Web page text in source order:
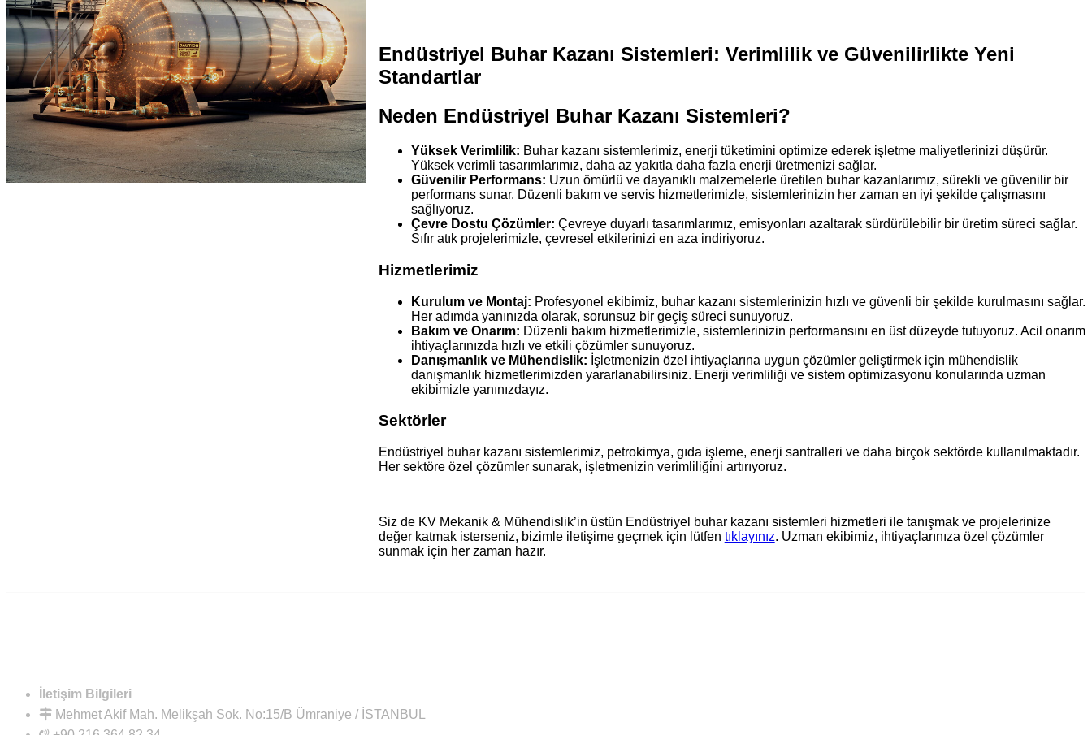
Endüstriyel Buhar Kazanı Sistemleri: Verimlilik ve Güvenilirlikte Yeni
Standartlar
Neden Endüstriyel Buhar Kazanı Sistemleri?
Yüksek Verimlilik: Buhar kazanı sistemlerimiz, enerji tüketimini optimize ederek işletme maliyetlerinizi düşürür.
Yüksek verimli tasarımlarımız, daha az yakıtla daha fazla enerji üretmenizi sağlar.
Güvenilir Performans: Uzun ömürlü ve dayanıklı malzemelerle üretilen buhar kazanlarımız, sürekli ve güvenilir bir
performans sunar. Düzenli bakım ve servis hizmetlerimizle, sistemlerinizin her zaman en iyi şekilde çalışmasını
sağlıyoruz.
Çevre Dostu Çözümler: Çevreye duyarlı tasarımlarımız, emisyonları azaltarak sürdürülebilir bir üretim süreci sağlar.
Sıfır atık projelerimizle, çevresel etkilerinizi en aza indiriyoruz.
Hizmetlerimiz
Kurulum ve Montaj: Profesyonel ekibimiz, buhar kazanı sistemlerinizin hızlı ve güvenli bir şekilde kurulmasını sağlar.
Her adımda yanınızda olarak, sorunsuz bir geçiş süreci sunuyoruz.
Bakım ve Onarım: Düzenli bakım hizmetlerimizle, sistemlerinizin performansını en üst düzeyde tutuyoruz. Acil onarım
ihtiyaçlarınızda hızlı ve etkili çözümler sunuyoruz.
Danışmanlık ve Mühendislik: İşletmenizin özel ihtiyaçlarına uygun çözümler geliştirmek için mühendislik
danışmanlık hizmetlerimizden yararlanabilirsiniz. Enerji verimliliği ve sistem optimizasyonu konularında uzman
ekibimizle yanınızdayız.
Sektörler
Endüstriyel buhar kazanı sistemlerimiz, petrokimya, gıda işleme, enerji santralleri ve daha birçok sektörde kullanılmaktadır.
Her sektöre özel çözümler sunarak, işletmenizin verimliliğini artırıyoruz.
Siz de KV Mekanik & Mühendislik’in üstün Endüstriyel buhar kazanı sistemleri hizmetleri ile tanışmak ve projelerinize
değer katmak isterseniz, bizimle iletişime geçmek için lütfen tıklayınız. Uzman ekibimiz, ihtiyaçlarınıza özel çözümler
sunmak için her zaman hazır.
İletişim Bilgileri
Mehmet Akif Mah. Melikşah Sok. No:15/B Ümraniye / İSTANBUL